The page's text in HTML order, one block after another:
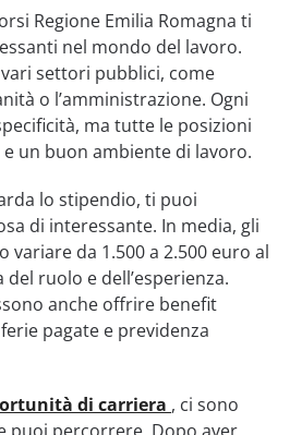
Regione Emilia Romagna ti
nel mondo del lavoro.
settori pubblici, come
o l’amministrazione. Ogni
ma tutte le posizioni
un buon ambiente di lavoro.
lo stipendio, ti puoi
di interessante. In media, gli
variare da 1.500 a 2.500 euro al
del ruolo e dell’esperienza.
anche offrire benefit
pagate e previdenza
di carriera , ci sono